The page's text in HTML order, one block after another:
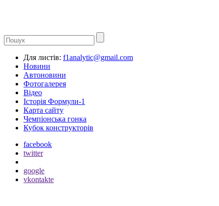
Для листів: f1analytic@gmail.com
Новини
Автоновини
Фотогалерея
Відео
Історія Формули-1
Карта сайту
Чемпіонська гонка
Кубок конструкторів
facebook
twitter
google
vkontakte